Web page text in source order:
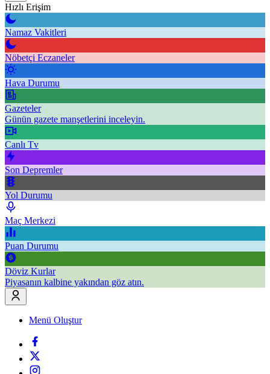
Hızlı Erişim
Namaz Vakitleri
Nöbetçi Eczaneler
Hava Durumu
Gazeteler
Günün gazete manşetlerini inceleyin.
Canlı Tv
Son Depremler
Yol Durumu
Maç Merkezi
Puan Durumu
Döviz Kurlar
Piyasanın kalbine yakından göz atın.
Menü Oluştur